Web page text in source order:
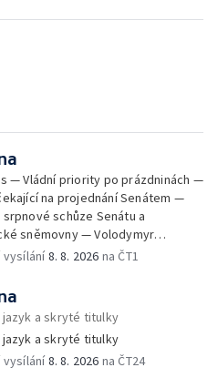
— Vládní priority po prázdninách —
na projednání Senátem —
schůze Senátu a
sněmovny — Volodymyr
jednal poprvé v Bělehradě —
domovů pro seniory —
Česka stárne — Čekací lhůty na
pro seniory — Tisza
na prezidenta — Tréninky
párů StarDance — Následky
vysílání8. 8. 2026 na ČT1
jazyk a skryté titulky
jazyk a skryté titulky
vysílání8. 8. 2026 na ČT24